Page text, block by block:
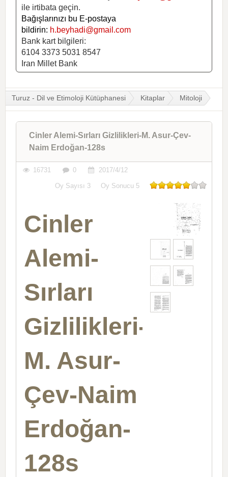
ile irtibata geçin.
Bağışlarınızı bu E-postaya
bildirin: h.beyhadi@gmail.com
Bank kart bilgileri:
6104 3373 5031 8547
Iran Millet Bank
Turuz - Dil ve Etimoloji Kütüphanesi Kitaplar Mitoloji
Cinler Alemi-Sırları Gizlilikleri-M. Asur-Çev-
Naim Erdoğan-128s
16731 0 2017/4/12
Oy Sayısı 3 Oy Sonucu 5
Cinler
Alemi-
Sırları
Gizlilikleri-
M. Asur-
Çev-Naim
Erdoğan-
128s